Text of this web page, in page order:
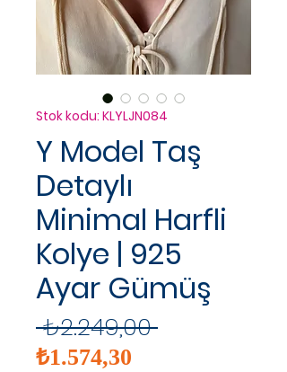
Stok kodu: KLYLJN084
Y Model Taş
Detaylı
Minimal Harfli
Kolye | 925
Ayar Gümüş
₺2.249,00 Normal
₺1.574,30